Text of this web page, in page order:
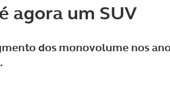
agora um SUV
dos monovolume nos